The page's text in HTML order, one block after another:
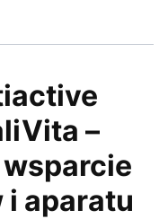
–
aparatu